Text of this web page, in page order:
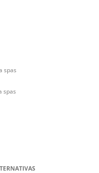
spas
spas